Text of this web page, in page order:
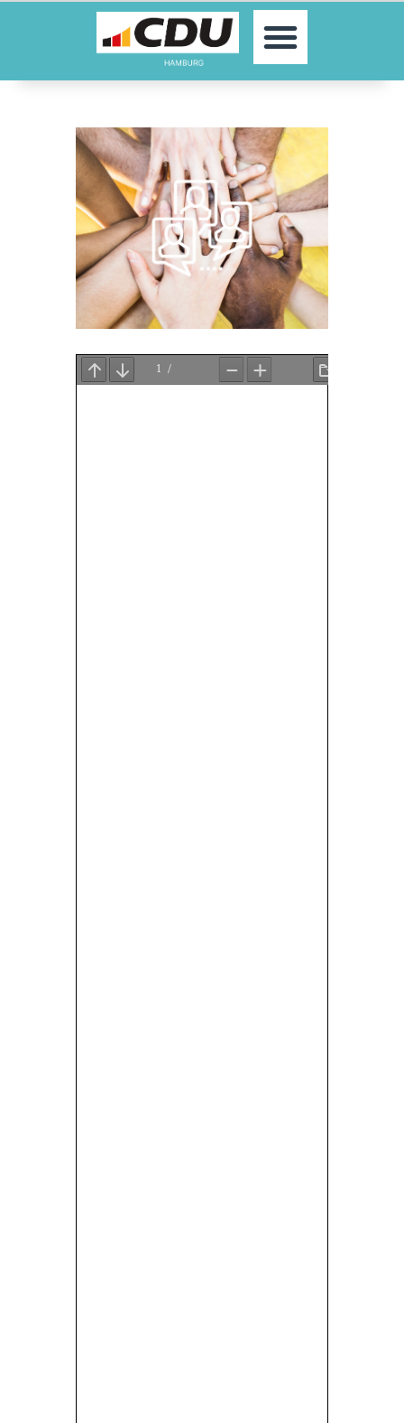
MOIN!
AKTUELLES
PARLAMENTE
KONTAKT
SPENDEN
MITGLIED WERDEN!